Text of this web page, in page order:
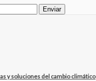
y soluciones del cambio climático